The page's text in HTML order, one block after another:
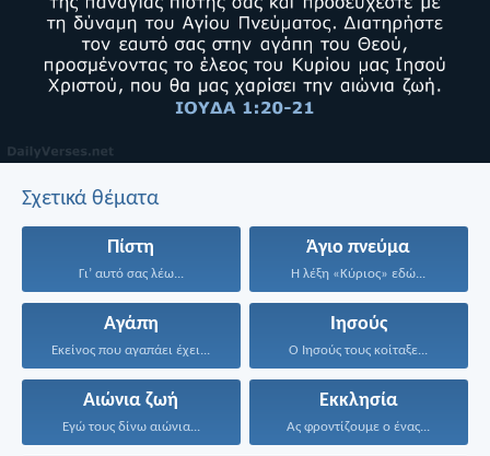
Σχετικά θέματα
Πίστη
Γι’ αυτό σας λέω...
Άγιο πνεύμα
Η λέξη «Κύριος» εδώ...
Αγάπη
Εκείνος που αγαπάει έχει...
Ιησούς
Ο Ιησούς τους κοίταξε...
Αιώνια ζωή
Εγώ τους δίνω αιώνια...
Εκκλησία
Ας φροντίζουμε ο ένας...